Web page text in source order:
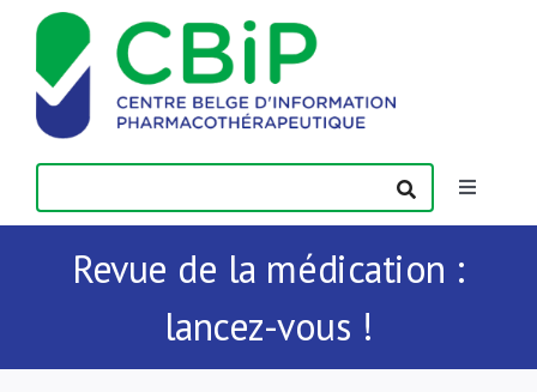
Passer
contenu
Toggle
ActualitésRevue de la médication :
lancez-vous !